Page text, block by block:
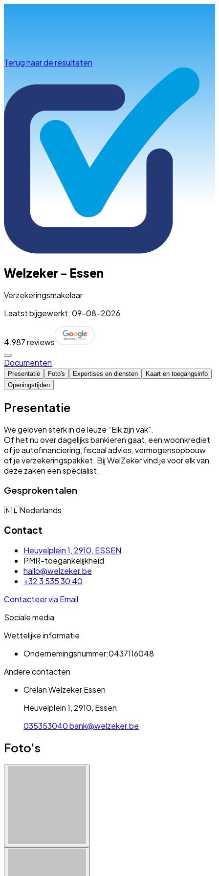
Terug naar de resultaten
Welzeker - Essen
Verzekeringsmakelaar
Laatst bijgewerkt: 09-08-2026
4.987 reviews
Documenten
Presentatie Foto's Expertises en diensten
Kaart en toegangsinfo
Openingstijden
Presentatie
We geloven sterk in de leuze “Elk zijn vak”.
Of het nu over dagelijks bankieren gaat, een woonkrediet
of je autofinanciering, fiscaal advies, vermogensopbouw
of je verzekeringspakket. Bij WelZeker vind je voor elk van
deze zaken een specialist.
Gesproken talen
🇳🇱Nederlands
Contact
Heuvelplein 1, 2910, ESSEN
PMR-toegankelijkheid
hallo@welzeker.be
+32 3 535 30 40
Contacteer via Email
Sociale media
Wettelijke informatie
Ondernemingsnummer:0437116048
Andere contacten
Crelan Welzeker Essen
Heuvelplein 1, 2910, Essen
035353040bank@welzeker.be
Foto's